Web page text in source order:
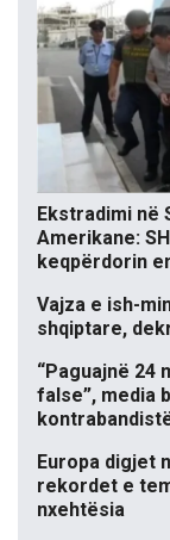
Ekstradimi në
Amerikane:
keqpërdorin
Vajza e ish-
shqiptare,
“Paguajnë 24
false”, media
Europa digjet
rekordet e
nxehtësia